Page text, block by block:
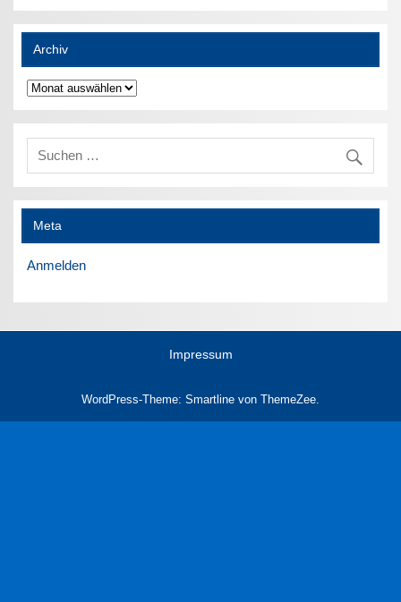
Archiv
Archiv
Meta
Anmelden
Impressum
WordPress-Theme: Smartline von ThemeZee.